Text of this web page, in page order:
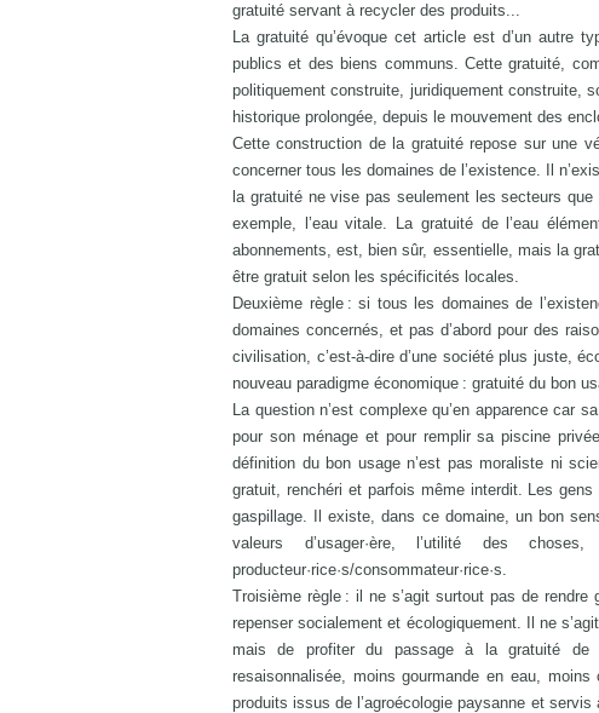
gratuité servant à recycler des produits...
La gratuité qu’évoque cet article est d’un autre
publics et des biens communs. Cette gratuité,
politiquement construite, juridiquement construite,
historique prolongée, depuis le mouvement des
Cette construction de la gratuité repose sur une
concerner tous les domaines de l’existence. Il
la gratuité ne vise pas seulement les secteurs
exemple, l’eau vitale. La gratuité de l’eau
abonnements, est, bien sûr, essentielle, mais la
être gratuit selon les spécificités locales.
Deuxième règle : si tous les domaines de
domaines concernés, et pas d’abord pour des
civilisation, c’est-à-dire d’une société plus juste,
nouveau paradigme économique : gratuité du bon
La question n’est complexe qu’en apparence car
pour son ménage et pour remplir sa piscine
définition du bon usage n’est pas moraliste ni
gratuit, renchéri et parfois même interdit. Les
gaspillage. Il existe, dans ce domaine, un bon
valeurs d’usager·ère, l’utilité des
producteur·rice·s/consommateur·rice·s.
Troisième règle : il ne s’agit surtout pas de
repenser socialement et écologiquement. Il ne
mais de profiter du passage à la gratuité de
resaisonnalisée, moins gourmande en eau,
produits issus de l’agroécologie paysanne et